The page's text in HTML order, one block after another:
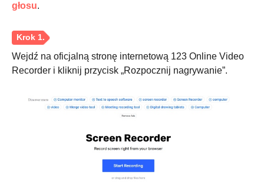
głosu.
Wejdź na oficjalną stronę internetową 123 Online Video
Recorder i kliknij przycisk „Rozpocznij nagrywanie”.